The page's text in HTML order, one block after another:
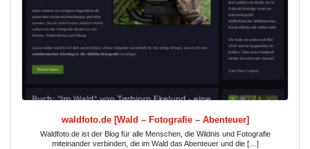
waldfoto.de [Wald – Fotografie – Abenteuer]
Waldfoto.de ist der Blog für alle Menschen, die Wildnis und Fotografie
miteinander verbinden, die im Wald das Abenteuer und die […]